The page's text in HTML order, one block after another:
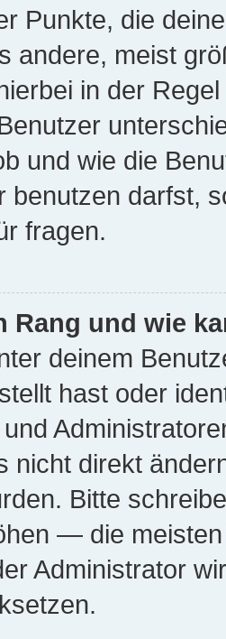
Punkte, die
andere, meist
in der
und wie die
benutzen darfst,
fragen.
Rang und wie
deinem
hast oder
nicht direkt
Bitte
— die
Administrator